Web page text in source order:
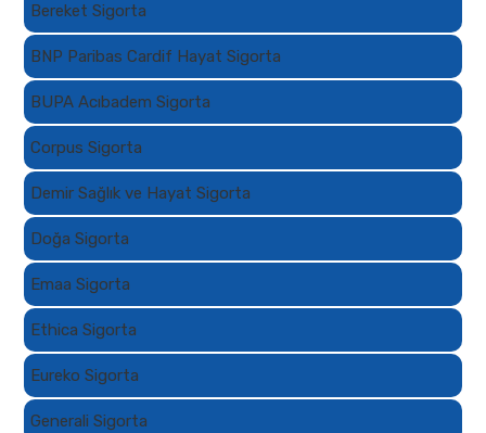
Bereket Sigorta
BNP Paribas Cardif Hayat Sigorta
BUPA Acıbadem Sigorta
Corpus Sigorta
Demir Sağlık ve Hayat Sigorta
Doğa Sigorta
Emaa Sigorta
Ethica Sigorta
Eureko Sigorta
Generali Sigorta